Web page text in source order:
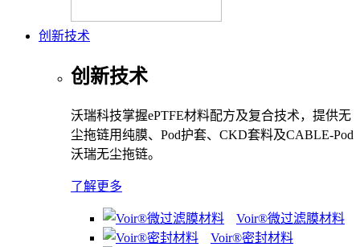
创新技术
创新技术
沃瑞科技掌握ePTFE材料配方及复合技术，提供无
尘拖链用纯膜、Pod护套、CKD套料及CABLE-Pod
沃瑞无尘拖链。
了解更多
Voir®微过滤膜材料
Voir®密封材料